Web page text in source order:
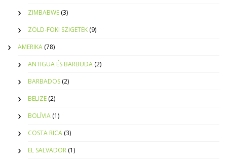
ZIMBABWE (3)
ZÖLD-FOKI SZIGETEK (9)
AMERIKA (78)
ANTIGUA ÉS BARBUDA (2)
BARBADOS (2)
BELIZE (2)
BOLÍVIA (1)
COSTA RICA (3)
EL SALVADOR (1)